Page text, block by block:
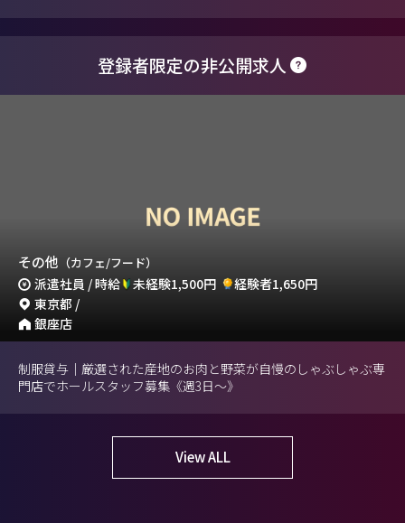
登録者限定の非公開求人
その他 （カフェ/フード）
派遣社員 / 時給 未経験1,500円
経験者1,650円
東京都 /
銀座店
制服貸与｜厳選された産地のお肉と野菜が自慢のしゃぶしゃぶ専
門店でホールスタッフ募集《週3日～》
View ALL